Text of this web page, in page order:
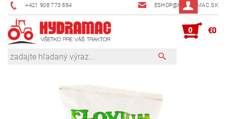
+421 908 773 884 ESHOP@HYDRAMAC.SK
0 €0